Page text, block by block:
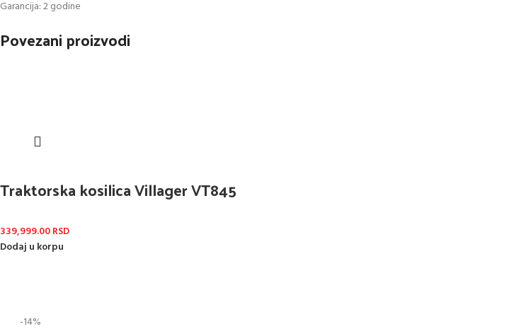
Garancija: 2 godine
Povezani proizvodi
Traktorska kosilica Villager VT845
339,999.00RSD
Dodaj u korpu
-14%